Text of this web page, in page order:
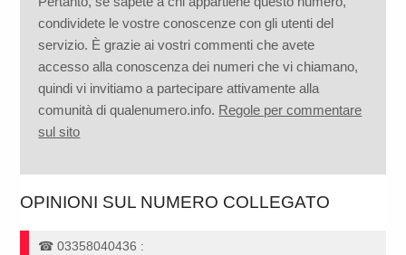
condividete le vostre conoscenze con gli utenti del
servizio. È grazie ai vostri commenti che avete
accesso alla conoscenza dei numeri che vi chiamano,
quindi vi invitiamo a partecipare attivamente alla
comunità di qualenumero.info. Regole per commentare
sul sito
OPINIONI SUL NUMERO COLLEGATO
☎03358040436 :